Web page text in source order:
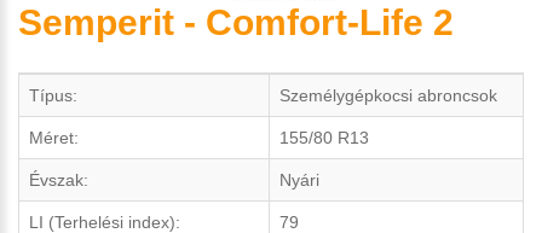
Semperit - Comfort-Life 2
Típus: Személygépkocsi abroncsok
Méret: 155/80 R13
Évszak: Nyári
LI (Terhelési index): 79